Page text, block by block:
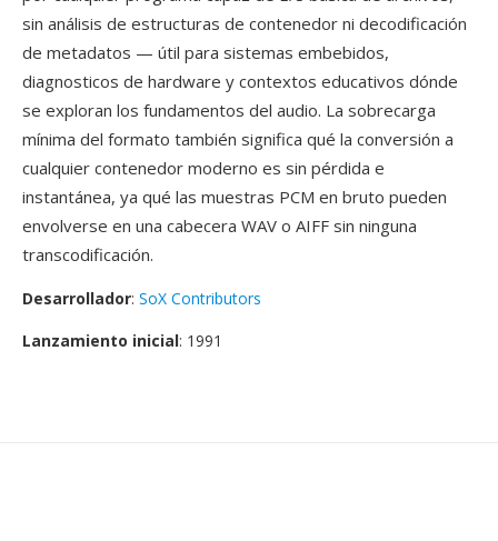
sin análisis de estructuras de contenedor ni decodificación
de metadatos — útil para sistemas embebidos,
diagnosticos de hardware y contextos educativos dónde
se exploran los fundamentos del audio. La sobrecarga
mínima del formato también significa qué la conversión a
cualquier contenedor moderno es sin pérdida e
instantánea, ya qué las muestras PCM en bruto pueden
envolverse en una cabecera WAV o AIFF sin ninguna
transcodificación.
Desarrollador: SoX Contributors
Lanzamiento inicial: 1991